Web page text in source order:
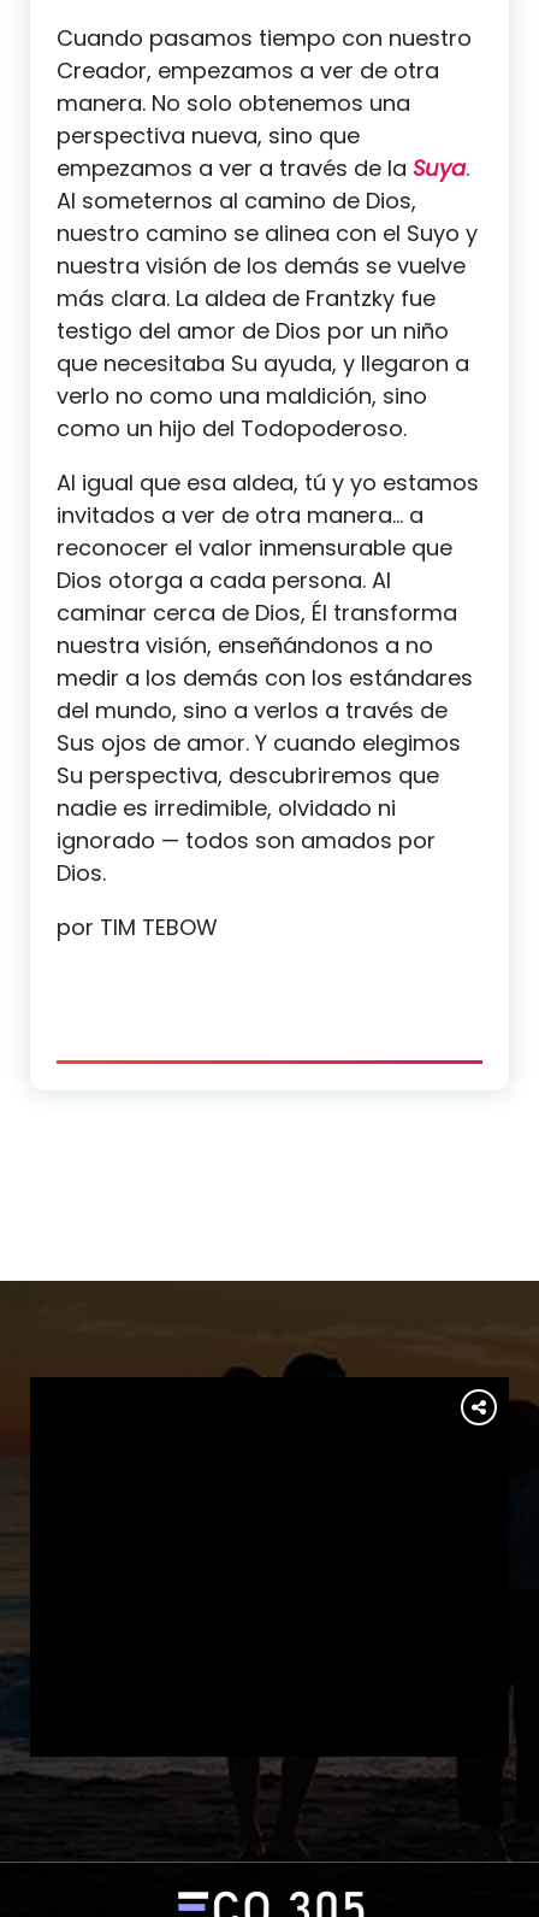
Cuando pasamos tiempo con nuestro
Creador, empezamos a ver de otra
manera. No solo obtenemos una
perspectiva nueva, sino que
empezamos a ver a través de la Suya.
Al someternos al camino de Dios,
nuestro camino se alinea con el Suyo y
nuestra visión de los demás se vuelve
más clara. La aldea de Frantzky fue
testigo del amor de Dios por un niño
que necesitaba Su ayuda, y llegaron a
verlo no como una maldición, sino
como un hijo del Todopoderoso.
Al igual que esa aldea, tú y yo estamos
invitados a ver de otra manera… a
reconocer el valor inmensurable que
Dios otorga a cada persona. Al
caminar cerca de Dios, Él transforma
nuestra visión, enseñándonos a no
medir a los demás con los estándares
del mundo, sino a verlos a través de
Sus ojos de amor. Y cuando elegimos
Su perspectiva, descubriremos que
nadie es irredimible, olvidado ni
ignorado — todos son amados por
Dios.
por TIM TEBOW